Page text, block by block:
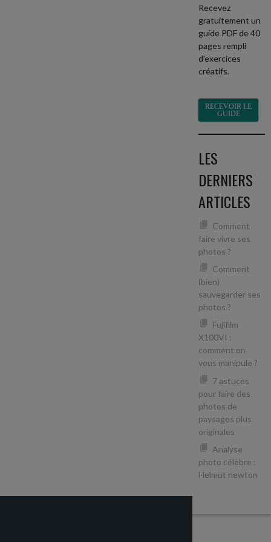
Recevez
gratuitement un
guide PDF de 40
pages rempli
d’exercices
créatifs.
RECEVOIR LE
GUIDE
LES
DERNIERS
ARTICLES
Comment
faire vivre ses
photos ?
Comment
(bien)
sauvegarder ses
photos ?
Fujifilm
X100VI :
comment on
vous manipule ?
7 astuces
pour faire des
photos de
paysages plus
originales
Analyse
photo célèbre :
Helmut newton